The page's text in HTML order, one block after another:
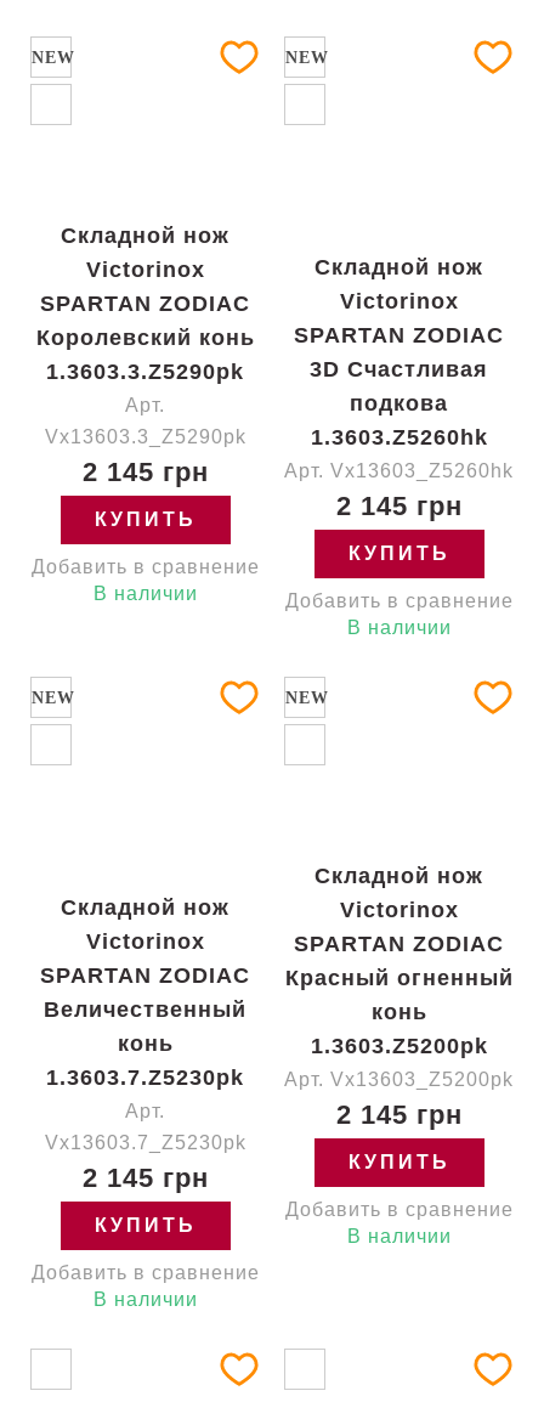
NEW
Складной нож
Victorinox
SPARTAN ZODIAC
Королевский конь
1.3603.3.Z5290pk
Арт.
Vx13603.3_Z5290pk
2 145 грн
КУПИТЬ
Добавить в сравнение
В наличии
NEW
Складной нож
Victorinox
SPARTAN ZODIAC
3D Счастливая
подкова
1.3603.Z5260hk
Арт. Vx13603_Z5260hk
2 145 грн
КУПИТЬ
Добавить в сравнение
В наличии
NEW
Складной нож
Victorinox
SPARTAN ZODIAC
Величественный
конь
1.3603.7.Z5230pk
Арт.
Vx13603.7_Z5230pk
2 145 грн
КУПИТЬ
Добавить в сравнение
В наличии
NEW
Складной нож
Victorinox
SPARTAN ZODIAC
Красный огненный
конь
1.3603.Z5200pk
Арт. Vx13603_Z5200pk
2 145 грн
КУПИТЬ
Добавить в сравнение
В наличии